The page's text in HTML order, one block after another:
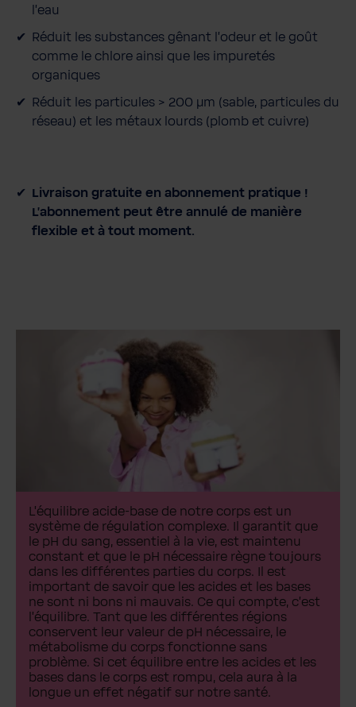
l'eau
Réduit les substances gênant l'odeur et le goût
comme le chlore ainsi que les impuretés
organiques
Réduit les particules > 200 μm (sable, particules du
réseau) et les métaux lourds (plomb et cuivre)
Livraison gratuite en abonnement pratique !
L'abonnement peut être annulé de manière
flexible et à tout moment.
L'équilibre acide-base de notre corps est un
système de régulation complexe. Il garantit que
le pH du sang, essentiel à la vie, est maintenu
constant et que le pH nécessaire règne toujours
dans les différentes parties du corps. Il est
important de savoir que les acides et les bases
ne sont ni bons ni mauvais. Ce qui compte, c'est
l'équilibre. Tant que les différentes régions
conservent leur valeur de pH nécessaire, le
métabolisme du corps fonctionne sans
problème. Si cet équilibre entre les acides et les
bases dans le corps est rompu, cela aura à la
longue un effet négatif sur notre santé.